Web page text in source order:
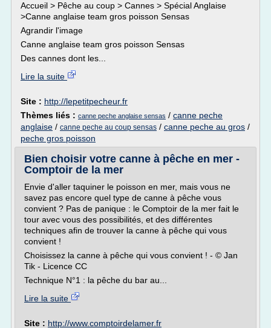
Accueil > Pêche au coup > Cannes > Spécial Anglaise
>Canne anglaise team gros poisson Sensas
Agrandir l'image
Canne anglaise team gros poisson Sensas
Des cannes dont les...
Lire la suite
Site : http://lepetitpecheur.fr
Thèmes liés : canne peche anglaise sensas / canne peche
anglaise / canne peche au coup sensas / canne peche au gros /
peche gros poisson
Bien choisir votre canne à pêche en mer -
Comptoir de la mer
Envie d'aller taquiner le poisson en mer, mais vous ne
savez pas encore quel type de canne à pêche vous
convient ? Pas de panique : le Comptoir de la mer fait le
tour avec vous des possibilités, et des différentes
techniques afin de trouver la canne à pêche qui vous
convient !
Choisissez la canne à pêche qui vous convient ! - © Jan
Tik - Licence CC
Technique N°1 : la pêche du bar au...
Lire la suite
Site : http://www.comptoirdelamer.fr